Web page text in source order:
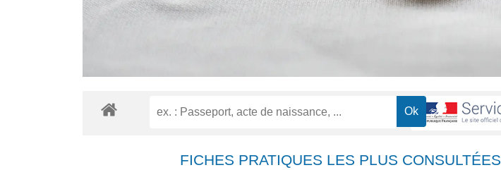
FICHES PRATIQUES LES PLUS CONSULTÉES